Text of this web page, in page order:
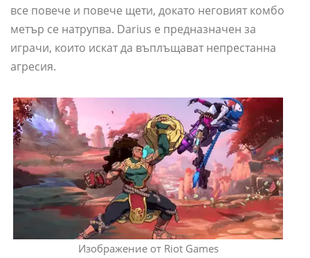
все повече и повече щети, докато неговият комбо
метър се натрупва. Darius е предназначен за
играчи, които искат да въплъщават непрестанна
агресия.
Изображение от Riot Games